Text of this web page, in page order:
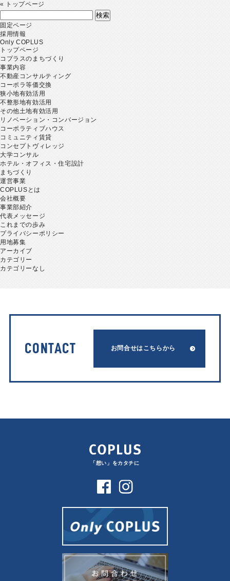
«
トップページ
索:
固定ページ
採用情報
Only COPLUS
トップページ
コプラスのまちづくり
事業内容
不動産コンサルティング
コーポラ等価交換
狭小地有効活用
不整形地有効活用
その他土地有効活用
リノベーション・コンバージョン
コーポラティブハウス
コミュニティ賃貸
コンセプトヴィレッジ
大学コンサル
ホテル・オフィス・住宅設計
まちづくり
運営事業
COPLUSとは
会社概要
事業部紹介
代表メッセージ
これまでの歩み
プライバシーポリシー
用地募集
アーカイブ
カテゴリー
カテゴリーなし
CONTACT お問合せはこちらから
「想い」をカタチに